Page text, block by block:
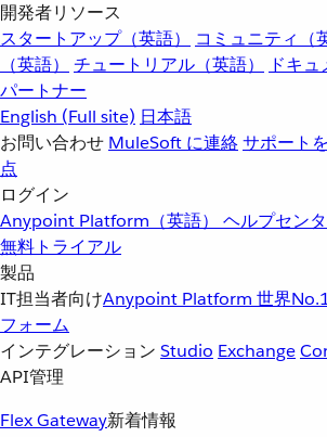
開発者リソース
スタートアップ（英語）
コミュニティ（
（英語）
チュートリアル（英語）
ドキュ
パートナー
English (Full site) 日本語
お問い合わせ MuleSoft に連絡サポート
点
ログイン
Anypoint Platform（英語） ヘルプセンタ
無料トライアル
製品
IT担当者向けAnypoint Platform 世界
フォーム
インテグレーション Studio Exchange
API管理
Flex Gateway新着情報